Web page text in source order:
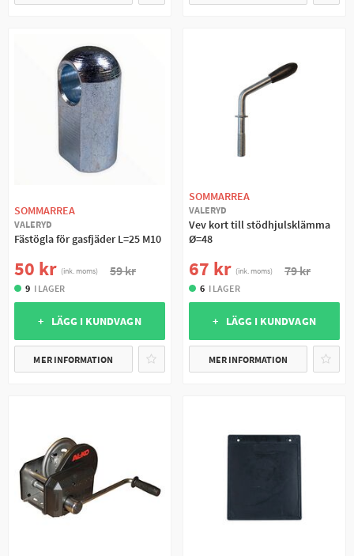
SOMMARREA
VALERYD
Fästögla för gasfjäder L=25 M10
50 kr (ink. moms) 59 kr
9 I LAGER
+ LÄGG I KUNDVAGN
MER INFORMATION
SOMMARREA
VALERYD
Vev kort till stödhjulsklämma
Ø=48
67 kr (ink. moms) 79 kr
6 I LAGER
+ LÄGG I KUNDVAGN
MER INFORMATION